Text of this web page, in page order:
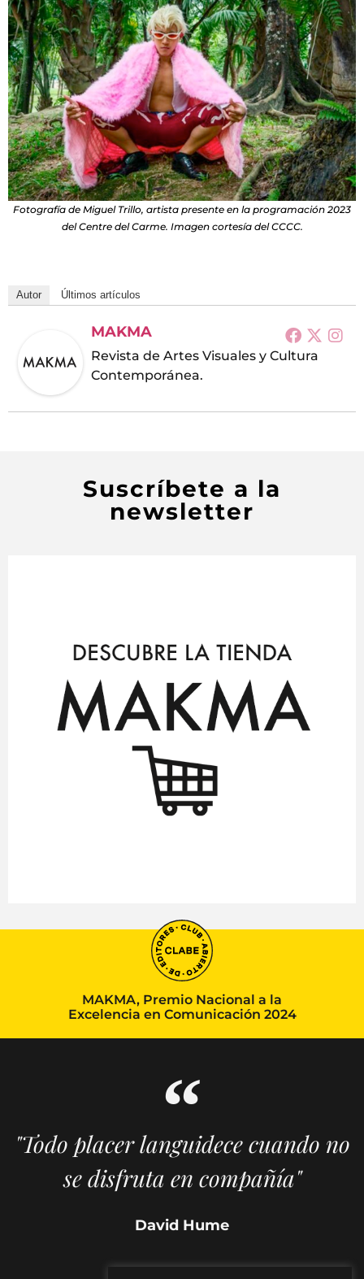
Fotografía de Miguel Trillo, artista presente en la programación 2023
del Centre del Carme. Imagen cortesía del CCCC.
Autor Últimos artículos
MAKMA
Revista de Artes Visuales y Cultura
Contemporánea.
Suscríbete a la
newsletter
MAKMA, Premio Nacional a la
Excelencia en Comunicación 2024
"Todo placer languidece cuando no
se disfruta en compañía"
David Hume